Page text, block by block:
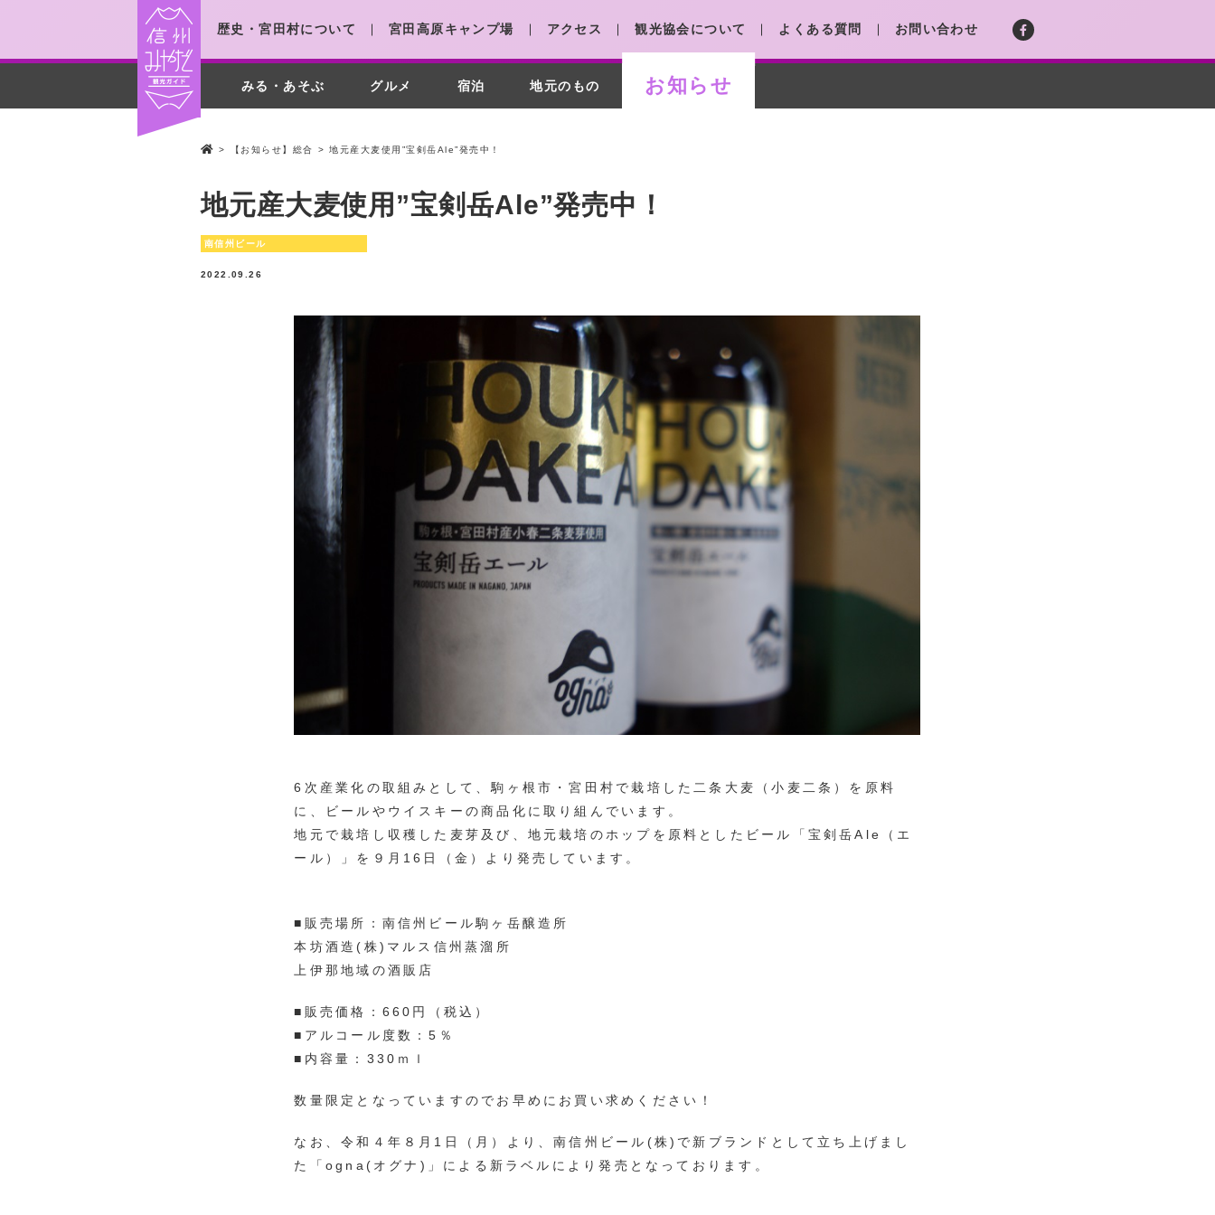
歴史・宮田村について 宮田高原キャンプ場 アクセス 観光協会について よくある質問 お問い合わせ
みる・あそぶ グルメ 宿泊 地元のもの お知らせ
> 【お知らせ】総合 > 地元産大麦使用”宝剣岳Ale”発売中！
地元産大麦使用”宝剣岳Ale”発売中！
南信州ビール
2022.09.26
6次産業化の取組みとして、駒ヶ根市・宮田村で栽培した二条大麦（小麦二条）を原料
に、ビールやウイスキーの商品化に取り組んでいます。
地元で栽培し収穫した麦芽及び、地元栽培のホップを原料としたビール「宝剣岳Ale（エ
ール）」を９月16日（金）より発売しています。
■販売場所：南信州ビール駒ヶ岳醸造所
本坊酒造(株)マルス信州蒸溜所
上伊那地域の酒販店
■販売価格：660円（税込）
■アルコール度数：5％
■内容量：330ｍｌ
数量限定となっていますのでお早めにお買い求めください！
なお、令和４年８月1日（月）より、南信州ビール(株)で新ブランドとして立ち上げまし
た「ogna(オグナ)」による新ラベルにより発売となっております。